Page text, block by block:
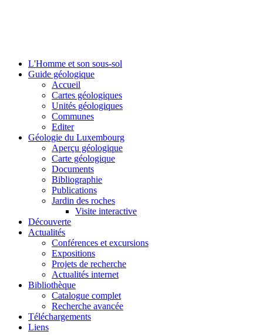
L'Homme et son sous-sol
Guide géologique
Accueil
Cartes géologiques
Unités géologiques
Communes
Editer
Géologie du Luxembourg
Aperçu géologique
Carte géologique
Documents
Bibliographie
Publications
Jardin des roches
Visite interactive
Découverte
Actualités
Conférences et excursions
Expositions
Projets de recherche
Actualités internet
Bibliothèque
Catalogue complet
Recherche avancée
Téléchargements
Liens